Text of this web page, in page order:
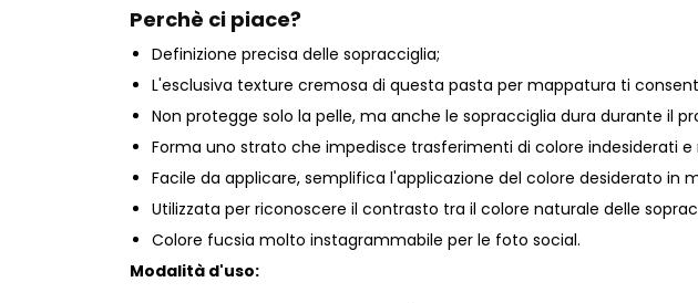
Perchè ci piace?
Definizione precisa delle sopracciglia;
L'esclusiva texture cremosa di questa pasta per mappatura ti
Non protegge solo la pelle, ma anche le sopracciglia dura durante il
Forma uno strato che impedisce trasferimenti di colore indesiderati e
Facile da applicare, semplifica l'applicazione del colore desiderato in
Utilizzata per riconoscere il contrasto tra il colore naturale delle
Colore fucsia molto instagrammabile per le foto social.
Modalità d'uso: